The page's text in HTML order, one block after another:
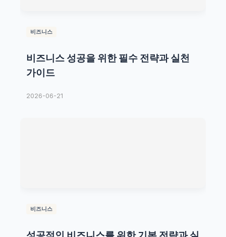
비즈니스
비즈니스 성공을 위한 필수 전략과 실천
가이드
2026-06-21
비즈니스